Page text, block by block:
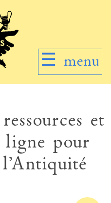
☰ menu
et
ligne pour